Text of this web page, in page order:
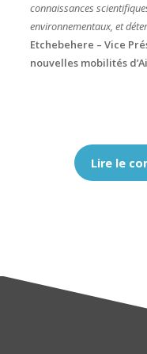
connaissances
environnementaux, et
Etchebehere – Vice
nouvelles mobilités
Lire le